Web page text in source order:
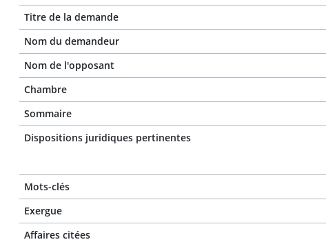
Titre de la demande
Nom du demandeur
Nom de l'opposant
Chambre
Sommaire
Dispositions juridiques pertinentes
Mots-clés
Exergue
Affaires citées